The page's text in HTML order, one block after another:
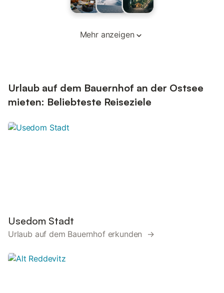
Mehr anzeigen
Urlaub auf dem Bauernhof an der Ostsee
mieten: Beliebteste Reiseziele
Usedom Stadt
Urlaub auf dem Bauernhof erkunden →